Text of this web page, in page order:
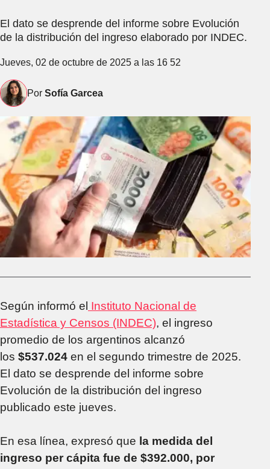
El dato se desprende del informe sobre Evolución
de la distribución del ingreso elaborado por INDEC.
Jueves, 02 de octubre de 2025 a las 16 52
Por Sofía Garcea
Según informó el Instituto Nacional de
Estadística y Censos (INDEC), el ingreso
promedio de los argentinos alcanzó
los $537.024 en el segundo trimestre de 2025.
El dato se desprende del informe sobre
Evolución de la distribución del ingreso
publicado este jueves.
En esa línea, expresó que la medida del
ingreso per cápita fue de $392.000, por